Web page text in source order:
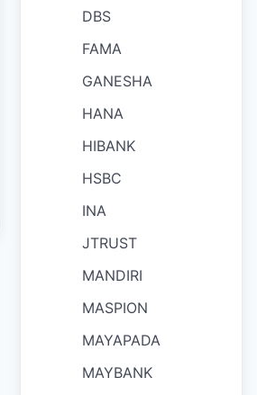
DBS
FAMA
GANESHA
HANA
HIBANK
HSBC
INA
JTRUST
MANDIRI
MASPION
MAYAPADA
MAYBANK